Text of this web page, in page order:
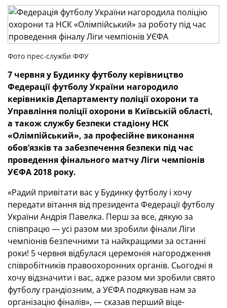
Фото прес-служби ФФУ
7 червня у Будинку футболу керівництво
Федерації футболу України нагородило
керівників Департаменту поліції охорони та
Управління поліції охорони в Київській області,
а також службу безпеки стадіону НСК
«Олімпійський», за професійне виконання
обов’язків та забезпечення безпеки під час
проведення фінального матчу Ліги чемпіонів
УЄФА 2018 року.
«Радий привітати вас у Будинку футболу і хочу
передати вітання від президента Федерації футболу
України Андрія Павелка. Перш за все, дякую за
співпрацю — усі разом ми зробили фінали Ліги
чемпіонів безпечними та найкращими за останні
роки! 5 червня відбулася церемонія нагородження
співробітників правоохоронних органів. Сьогодні я
хочу відзначити і вас, адже разом ми зробили свято
футболу грандіозним, а УЄФА подякував нам за
організацію фіналів», — сказав перший віце-